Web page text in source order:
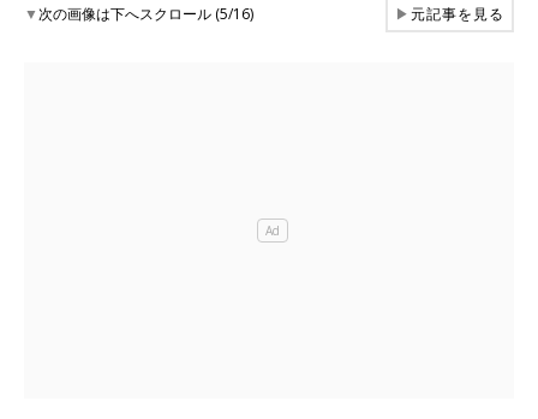
▼次の画像は下へスクロール (5/16) ▶元記事を見る